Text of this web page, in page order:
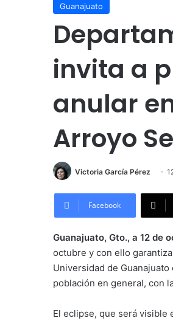
Guanajuato
invita a
anular
Arroyo
Victoria García Pérez
Facebook
Guanajuato, Gto., a 12 de
octubre y con ello
Universidad de
población en general, con
El eclipse, que será visible